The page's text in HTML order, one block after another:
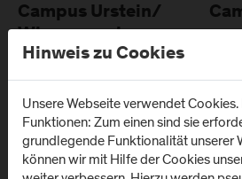
Campus Urstein/
Wissenspark
A-5412Puch/Salzburg
Anfahrt & Kontakt
Hinweis zu Cookies
Unsere Webseite verwendet
Funktionen: Zum einen sind sie
grundlegende Funktionalität unserer
können wir mit Hilfe der Cookies